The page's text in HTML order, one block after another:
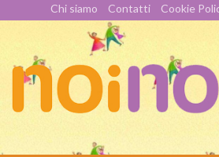
content
Chi siamo Contatti Cookie